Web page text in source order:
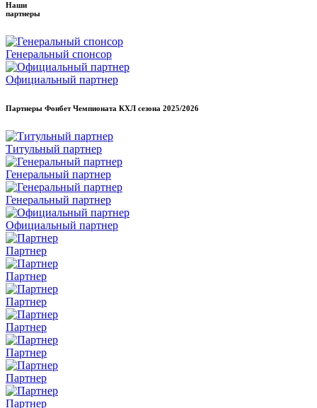
Наши
партнеры
Генеральный спонсор
Официальный партнер
Партнеры Фонбет Чемпионата КХЛ сезона 2025/2026
Титульный партнер
Генеральный партнер
Генеральный партнер
Официальный партнер
Партнер
Партнер
Партнер
Партнер
Партнер
Партнер
Партнер